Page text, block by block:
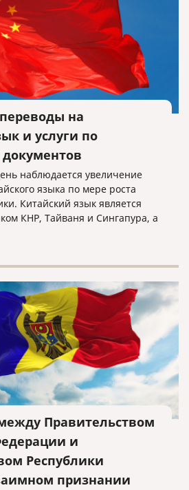
на
и услуги по
наблюдается увеличение
языка по мере роста
Китайский язык является
КНР, Тайваня и Сингапура, а
языке говорят свыше 1
Правительством
и
Республики
признании